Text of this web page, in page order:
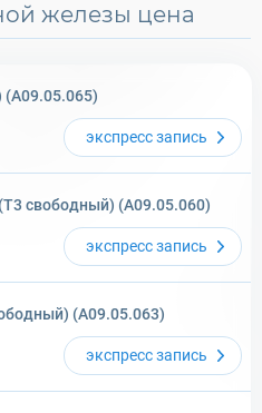
железы цена
экспрессзапись
свободный) (A09.05.060)
экспрессзапись
(A09.05.063)
экспрессзапись